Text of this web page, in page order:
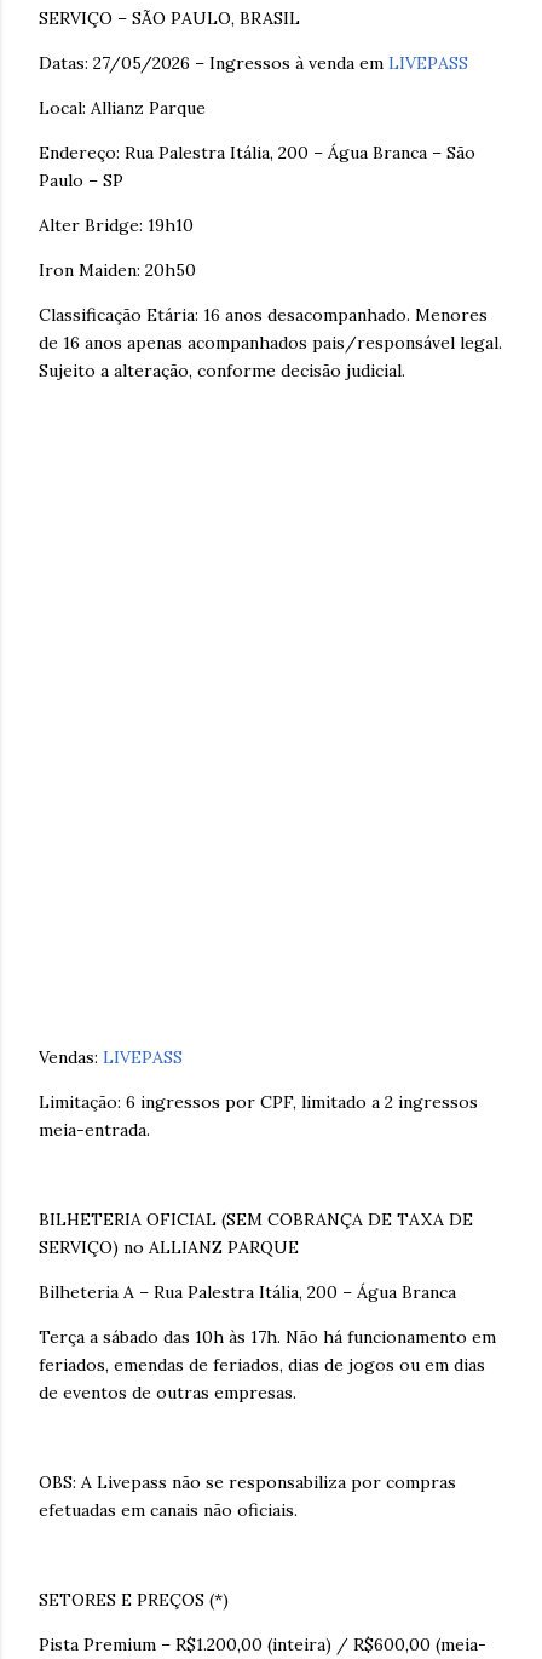
SERVIÇO – SÃO PAULO, BRASIL
Datas: 27/05/2026 – Ingressos à venda em LIVEPASS
Local: Allianz Parque
Endereço: Rua Palestra Itália, 200 – Água Branca – São
Paulo – SP
Alter Bridge: 19h10
Iron Maiden: 20h50
Classificação Etária: 16 anos desacompanhado. Menores
de 16 anos apenas acompanhados pais/responsável legal.
Sujeito a alteração, conforme decisão judicial.
Vendas: LIVEPASS
Limitação: 6 ingressos por CPF, limitado a 2 ingressos
meia-entrada.
BILHETERIA OFICIAL (SEM COBRANÇA DE TAXA DE
SERVIÇO) no ALLIANZ PARQUE
Bilheteria A – Rua Palestra Itália, 200 – Água Branca
Terça a sábado das 10h às 17h. Não há funcionamento em
feriados, emendas de feriados, dias de jogos ou em dias
de eventos de outras empresas.
OBS: A Livepass não se responsabiliza por compras
efetuadas em canais não oficiais.
SETORES E PREÇOS (*)
Pista Premium – R$1.200,00 (inteira) / R$600,00 (meia-